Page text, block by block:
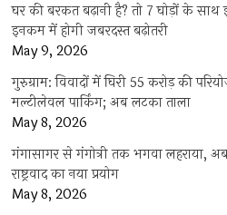
घर की बरकत बढ़ानी है? तो 7 घोड़ों के
इनकम में होगी जबरदस्त बढ़ोतरी
May 9, 2026
गुरुग्राम: विवादों में घिरी 55 करोड़ की
मल्टीलेवल पार्किंग; अब लटका ताला
May 8, 2026
गंगासागर से गंगोत्री तक भगवा लहराया,
राष्ट्रवाद का नया प्रयोग
May 8, 2026